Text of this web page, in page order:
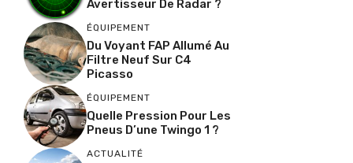
Avertisseur De Radar ?
ÉQUIPEMENT
Du Voyant FAP Allumé Au
Filtre Neuf Sur C4
Picasso
ÉQUIPEMENT
Quelle Pression Pour Les
Pneus D’une Twingo 1 ?
ACTUALITÉ